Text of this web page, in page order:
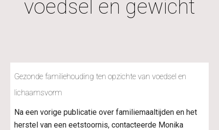
voedsel en gewicht
Gezonde familiehouding ten opzichte van voedsel en
lichaamsvorm
Na een vorige publicatie over familiemaaltijden en het
herstel van een eetstoornis, contacteerde Monika